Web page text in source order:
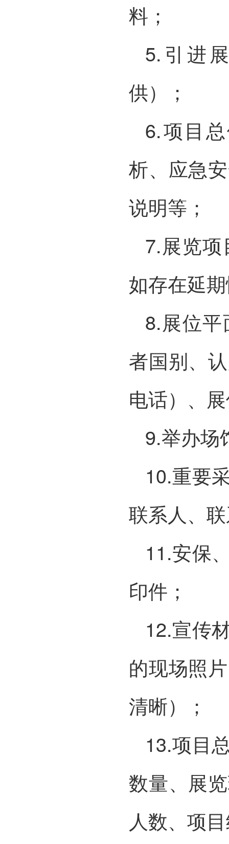
料；
5.引进
供）；
6.项目
析、应急
说明等；
7.展览
如存在延
8.展位
者国别、
电话）、
9.举办场
10.重要
联系人、
11.安保
印件；
12.宣传
的现场照
清晰）；
13.项目
数量、展
人数、项